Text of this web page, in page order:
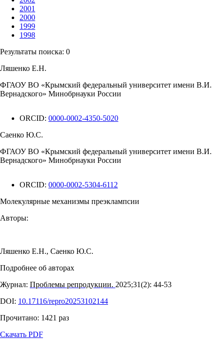
2001
2000
1999
1998
Результаты поиска: 0
Ляшенко Е.Н.
ФГАОУ ВО «Крымский федеральный университет имени В.И.
Вернадского» Минобрнауки России
ORCID: 0000-0002-4350-5020
Саенко Ю.С.
ФГАОУ ВО «Крымский федеральный университет имени В.И.
Вернадского» Минобрнауки России
ORCID: 0000-0002-5304-6112
Молекулярные механизмы преэклампсии
Авторы:
Ляшенко Е.Н., Саенко Ю.С.
Подробнее об авторах
Журнал: Проблемы репродукции. 2025;31(2): 44‑53
DOI: 10.17116/repro20253102144
Прочитано: 1421 раз
Скачать PDF